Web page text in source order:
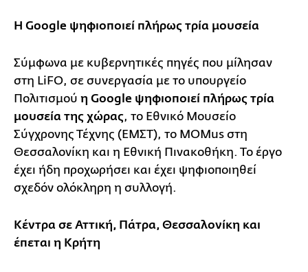
Η Google ψηφιοποιεί πλήρως τρία μουσεία
Σύμφωνα με κυβερνητικές πηγές που μίλησαν
στη LiFO, σε συνεργασία με το υπουργείο
Πολιτισμού η Google ψηφιοποιεί πλήρως τρία
μουσεία της χώρας, το Εθνικό Μουσείο
Σύγχρονης Τέχνης (ΕΜΣΤ), το MOMus στη
Θεσσαλονίκη και η Εθνική Πινακοθήκη. Το έργο
έχει ήδη προχωρήσει και έχει ψηφιοποιηθεί
σχεδόν ολόκληρη η συλλογή.
Κέντρα σε Αττική, Πάτρα, Θεσσαλονίκη και
έπεται η Κρήτη